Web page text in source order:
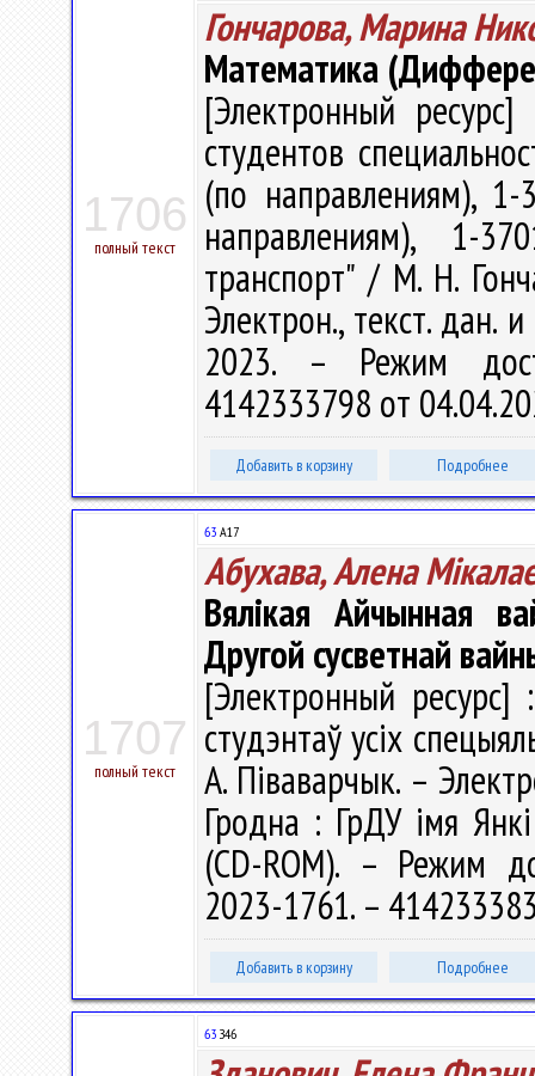
1706
полный текст
Гончарова, Марина
Математика
[Электронный
студентов
(по направлениям),
направлениям), 1-
транспорт" / М. Н.
Электрон., текст. дан.
2023. – Режим
4142333798 от
Добавить в корзину Подробнее
1707
полный текст
63 А17
Абухава, Алена
Вялікая Айчынная
Другой сусветнай
[Электронный ресурс]
студэнтаў усіх
А. Піваварчык. –
Гродна : ГрДУ імя
(CD-ROM). – Режим
2023-1761. –
Добавить в корзину Подробнее
63 З46